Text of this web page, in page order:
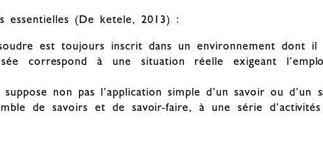
essentielles (De ketele, 2013) :
est toujours inscrit dans un environnement dont il
correspond à une situation réelle exigeant l’emploi
non pas l’application simple d’un savoir ou d’un
de savoirs et de savoir-faire, à une série